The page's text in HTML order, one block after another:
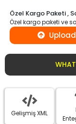
Özel Kargo Paketi ,
Özel kargo paketi ve
Gelişmiş XML